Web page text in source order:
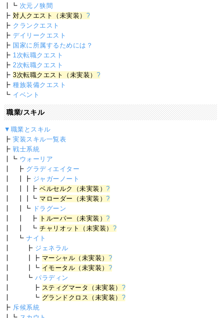
┃┗ 次元ノ狭間
┣対人クエスト（未実装） ?
┣ クランクエスト
┣デイリークエスト
┣ 国家に所属するためには？
┣ 1次転職クエスト
┣ 2次転職クエスト
┣3次転職クエスト（未実装） ?
┣種族装備クエスト
┗ イベント
職業/スキル
▼職業とスキル
┣実装スキル一覧表
┣戦士系統
┃┗ ウォーリア
┃ ┣ グラディエイター
┃ ┃┣ ジャガーノート
┃ ┃┃┣ベルセルク（未実装）?
┃ ┃┃┗ マローダー（未実装）?
┃ ┃┗ ドラグーン
┃ ┃ ┣ トルーパー（未実装）?
┃ ┃ ┗チャリオット（未実装） ?
┃ ┗ナイト
┃ ┣ ジェネラル
┃ ┃┣ マーシャル（未実装） ?
┃ ┃┗ イモータル（未実装） ?
┃ ┗パラディン
┃ ┣ スティグマータ（未実装） ?
┃ ┗ グランドクロス（未実装） ?
┣ 斥候系統